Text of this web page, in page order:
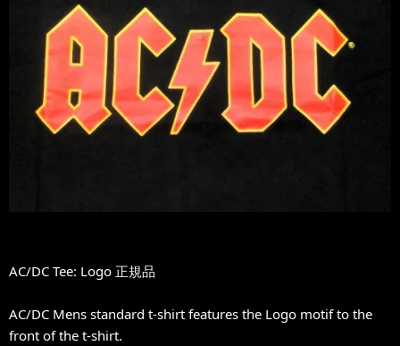
AC/DC Tee: Logo 正規品
AC/DC Mens standard t-shirt features the Logo motif to the
front of the t-shirt.